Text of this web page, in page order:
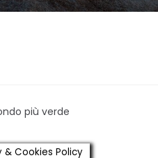
più verde
& Cookies Policy